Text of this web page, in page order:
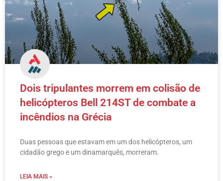
Dois tripulantes morrem em colisão de
helicópteros Bell 214ST de combate a
incêndios na Grécia
Duas pessoas que estavam em um dos helicópteros, um
cidadão grego e um dinamarquês, morreram.
LEIA MAIS »